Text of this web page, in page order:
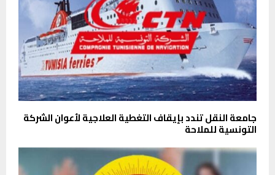
جامعة النقل تندد بإيقاف التغطية العلاجية لأعوان الشركة
التونسية للملاحة